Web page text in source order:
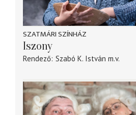
SZATMÁRI SZÍNHÁZ
Iszony
Rendező Szabó K. István m.v.